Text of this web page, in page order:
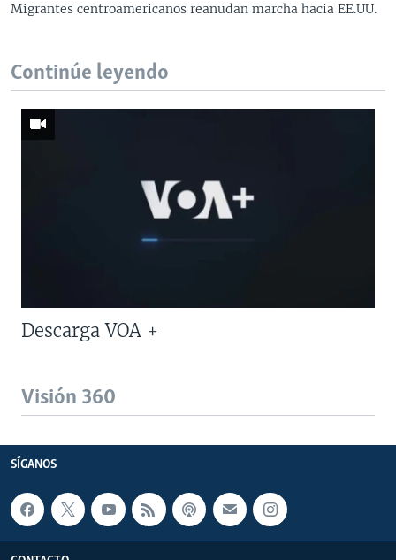
Migrantes centroamericanos reanudan marcha hacia EE.UU.
Continúe leyendo
Descarga VOA +
Visión 360
SÍGANOS